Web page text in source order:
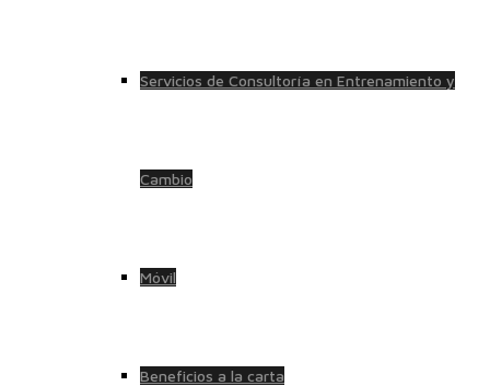
Servicios de Consultoría en Entrenamiento y
Cambio
Móvil
Beneficios a la carta